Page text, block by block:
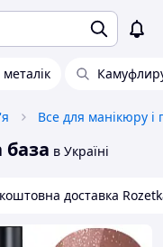
Все для манікюру і
в Україні
доставка